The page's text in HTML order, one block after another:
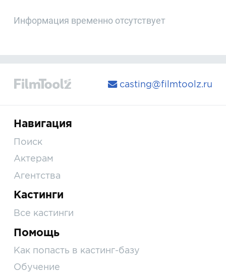
Информация временно отсутствует
casting@filmtoolz.ru
Навигация
Поиск
Актерам
Агентства
Кастинги
Все кастинги
Помощь
Как попасть в кастинг-базу
Обучение